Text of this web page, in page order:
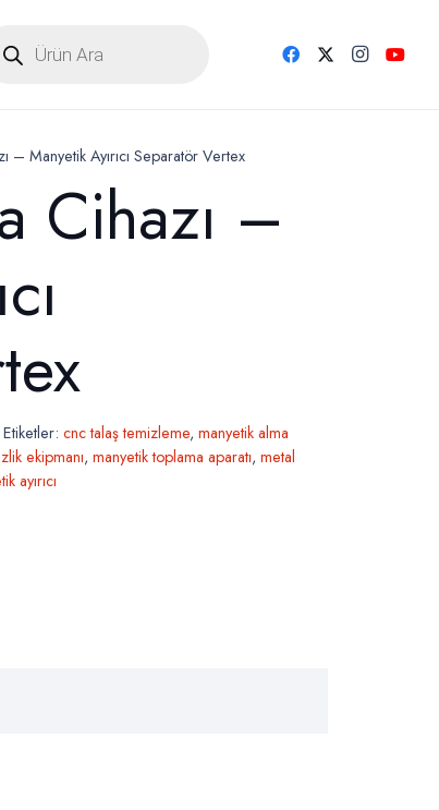
– Manyetik Ayırıcı Separatör Vertex
Cihazı –
Etiketler:cnc talaş temizleme,manyetik alma
ekipmanı, manyetik toplama aparatı, metal
ayırıcı